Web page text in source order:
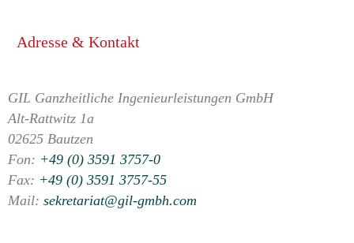
Adresse & Kontakt
GIL Ganzheitliche Ingenieurleistungen GmbH
Alt-Rattwitz 1a
02625 Bautzen
Fon: +49 (0) 3591 3757-0
Fax: +49 (0) 3591 3757-55
Mail: sekretariat@gil-gmbh.com